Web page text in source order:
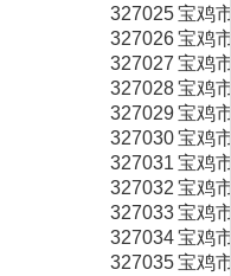
327025宝鸡
327026宝鸡
327027 宝鸡
327028宝鸡
327029宝鸡
327030宝鸡
327031 宝鸡
327032 宝鸡
327033宝鸡
327034宝鸡
327035宝鸡